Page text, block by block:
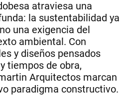
atraviesa una
la sustentabilidad ya
una exigencia del
ambiental. Con
y diseños pensados
tiempos de obra,
Arquitectos marcan
paradigma constructivo.